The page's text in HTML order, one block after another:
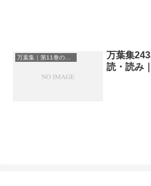
万葉集｜第11巻の和歌一覧
万葉集
読・読み